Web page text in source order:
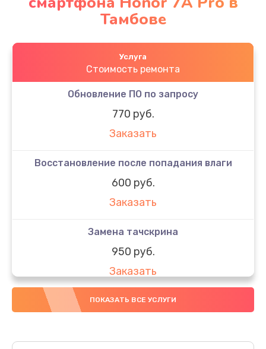
Тамбове
Услуга
Стоимость ремонта
Обновление ПО по запросу
770 руб.
Заказать
Восстановление после попадания влаги
600 руб.
Заказать
Замена тачскрина
950 руб.
Заказать
Замена динамиков
Заказать
ПОКАЗАТЬ ВСЕ УСЛУГИ